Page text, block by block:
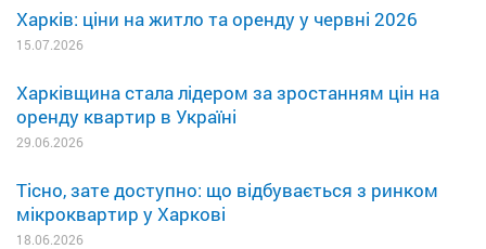
Харків: ціни на житло та оренду у червні 2026
15.07.2026
Харківщина стала лідером за зростанням цін на
оренду квартир в Україні
29.06.2026
Тісно, зате доступно: що відбувається з ринком
мікроквартир у Харкові
18.06.2026